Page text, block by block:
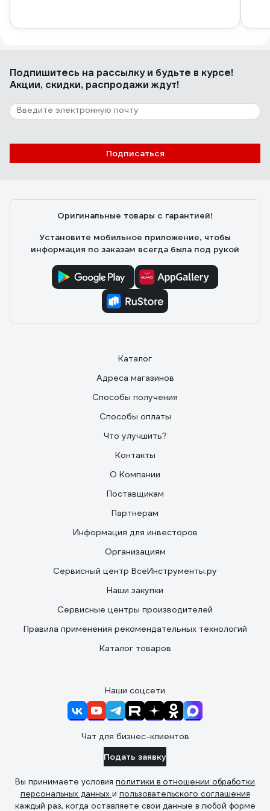
Подпишитесь на рассылкуи будьте в курсе!
Акции, скидки, распродажи ждут!
Подписаться
Оригинальные товары с гарантией!
Установите мобильное приложение, чтобы
информация по заказам всегда была под рукой
Каталог
Адреса магазинов
Способы получения
Способы оплаты
Что улучшить?
Контакты
О Компании
Поставщикам
Партнерам
Информация для инвесторов
Организациям
Сервисный центр ВсеИнструменты.ру
Наши закупки
Сервисные центры производителей
Правила применения рекомендательных технологий
Каталог товаров
Наши соцсети
Чат для бизнес-клиентов
Подать заявку
Вы принимаете условия политики в отношении обработки
персональных данных и пользовательского соглашения
каждый раз, когда оставляете свои данные в любой форме